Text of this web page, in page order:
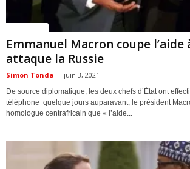
Emmanuel Macron coupe l’aide
attaque la Russie
Simon Tonda - juin 3, 2021
De source diplomatique, les deux chefs d’État ont
téléphone quelque jours auparavant, le président
homologue centrafricain que « l’aide...